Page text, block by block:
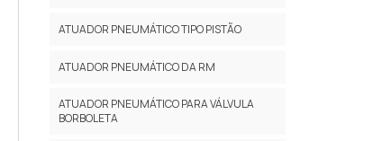
ATUADOR PNEUMÁTICO TIPO PISTÃO
ATUADOR PNEUMÁTICO DA RM
ATUADOR PNEUMÁTICO PARA VÁLVULA
BORBOLETA